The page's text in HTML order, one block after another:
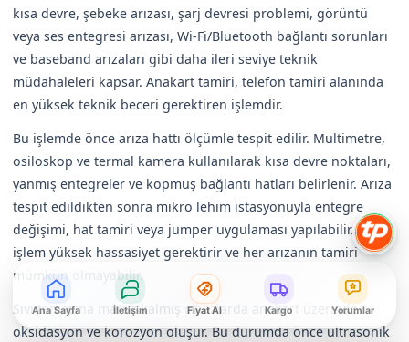
kısa devre, şebeke arızası, şarj devresi problemi, görüntü
veya ses entegresi arızası, Wi-Fi/Bluetooth bağlantı sorunları
ve baseband arızaları gibi daha ileri seviye teknik
müdahaleleri kapsar. Anakart tamiri, telefon tamiri alanında
en yüksek teknik beceri gerektiren işlemdir.
Bu işlemde önce arıza hattı ölçümle tespit edilir. Multimetre,
osiloskop ve termal kamera kullanılarak kısa devre noktaları,
yanmış entegreler ve kopmuş bağlantı hatları belirlenir. Arıza
tespit edildikten sonra mikro lehim istasyonuyla entegre
değişimi, hat tamiri veya jumper uygulaması yapılabilir. Bu
işlem yüksek hassasiyet gerektirir ve her arızanın tamiri
mümkün olmayabilir.
Sıvı temasına maruz kalmış cihazlarda anakart üzerinde
oksidasyon ve korozyon oluşur. Bu durumda önce ultrasonik
Ana Sayfa İletişim Fiyat Al Kargo Yorumlar